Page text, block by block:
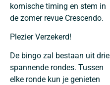
komische timing en stem in
de zomer revue Crescendo.
Plezier Verzekerd!
De bingo zal bestaan uit drie
spannende rondes. Tussen
elke ronde kun je genieten